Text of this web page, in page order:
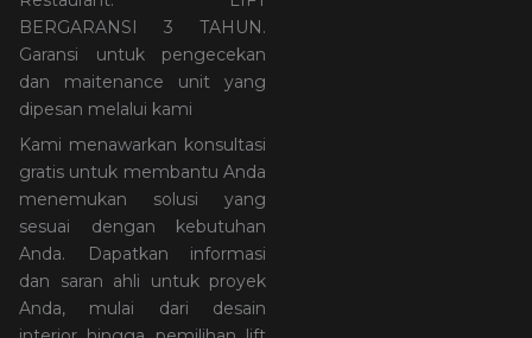
BERGARANSI 3 TAHUN.
Garansi untuk pengecekan
dan maitenance unit yang
dipesan melalui kami
Kami menawarkan konsultasi
gratis untuk membantu Anda
menemukan solusi yang
sesuai dengan kebutuhan
Anda. Dapatkan informasi
dan saran ahli untuk proyek
Anda, mulai dari desain